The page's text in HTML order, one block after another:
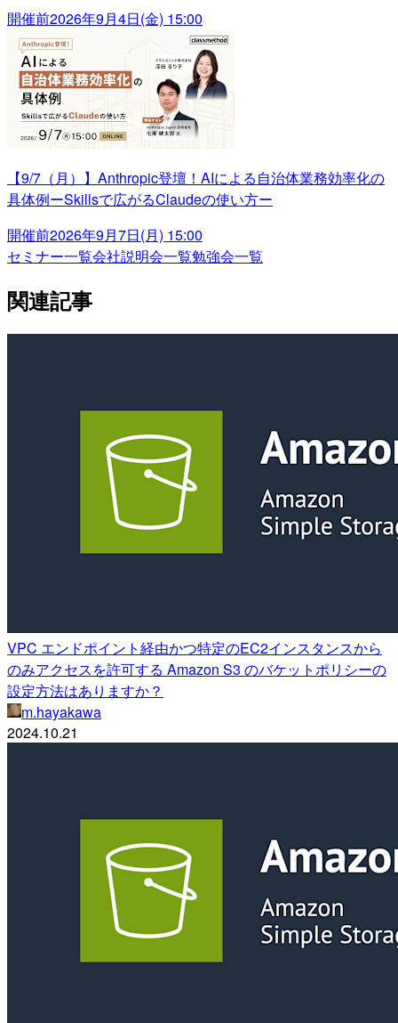
開催前2026年9月4日(金) 15:00
【9/7（月）】Anthropic登壇！AIによる自治体業務効率化の
具体例ーSkillsで広がるClaudeの使い方ー
開催前2026年9月7日(月) 15:00
セミナー一覧会社説明会一覧勉強会一覧
関連記事
VPC エンドポイント経由かつ特定のEC2インスタンスから
のみアクセスを許可する Amazon S3 のバケットポリシーの
設定方法はありますか？
m.hayakawa
2024.10.21